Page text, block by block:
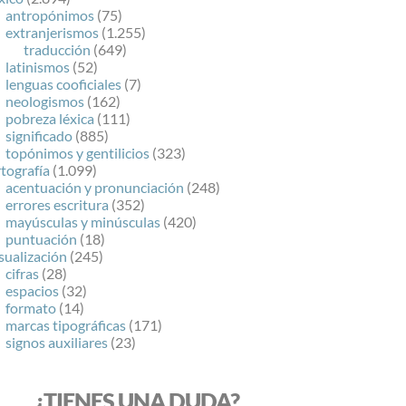
antropónimos (75)
extranjerismos (1.255)
traducción (649)
latinismos (52)
lenguas cooficiales (7)
neologismos (162)
pobreza léxica (111)
significado (885)
topónimos y gentilicios (323)
(1.099)
acentuación y pronunciación (248)
errores escritura (352)
mayúsculas y minúsculas (420)
puntuación (18)
(245)
cifras (28)
espacios (32)
formato (14)
marcas tipográficas (171)
signos auxiliares (23)
¿TIENES UNA DUDA?